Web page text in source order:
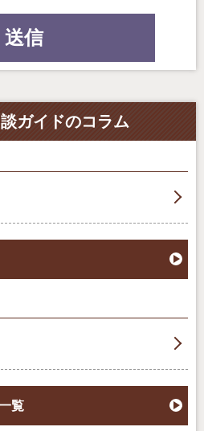
送信
ガイドのコラム
覧